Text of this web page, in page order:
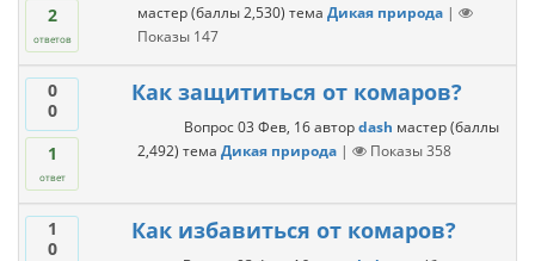
2
ответов
мастер (баллы2,530) тема Дикая природа |
Показы 147
0
0
1
ответ
Как защититься от комаров?
Вопрос 03 Фев, 16 авторdash мастер (баллы
2,492) тема Дикая природа | Показы358
1
0
Как избавиться от комаров?